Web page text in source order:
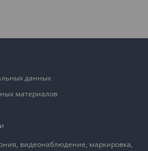
видеонаблюдение, маркировка,
данных
материалов